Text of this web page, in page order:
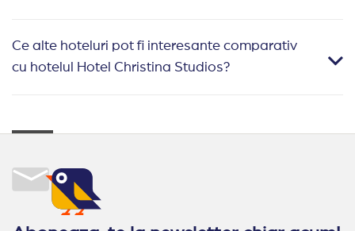
Ce alte hoteluri pot fi interesante comparativ
cu hotelul Hotel Christina Studios?